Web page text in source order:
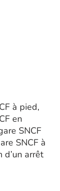
à pied,
en
SNCF
SNCF à
arrêt